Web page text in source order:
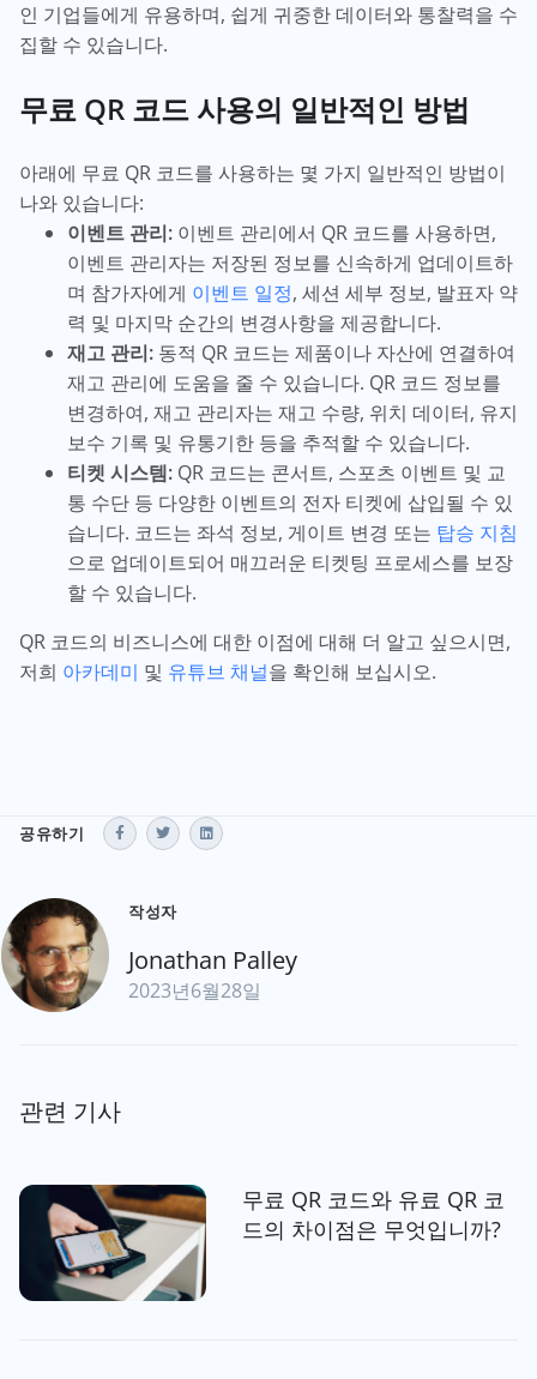
인 기업들에게 유용하며, 쉽게 귀중한 데이터와 통찰력을 수
집할 수 있습니다.
무료 QR 코드 사용의 일반적인 방법
아래에 무료 QR 코드를 사용하는 몇 가지 일반적인 방법이
나와 있습니다:
이벤트 관리: 이벤트 관리에서 QR 코드를 사용하면,
이벤트 관리자는 저장된 정보를 신속하게 업데이트하
며 참가자에게 이벤트 일정, 세션 세부 정보, 발표자 약
력 및 마지막 순간의 변경사항을 제공합니다.
재고 관리: 동적 QR 코드는 제품이나 자산에 연결하여
재고 관리에 도움을 줄 수 있습니다. QR 코드 정보를
변경하여, 재고 관리자는 재고 수량, 위치 데이터, 유지
보수 기록 및 유통기한 등을 추적할 수 있습니다.
티켓 시스템: QR 코드는 콘서트, 스포츠 이벤트 및 교
통 수단 등 다양한 이벤트의 전자 티켓에 삽입될 수 있
습니다. 코드는 좌석 정보, 게이트 변경 또는 탑승 지침
으로 업데이트되어 매끄러운 티켓팅 프로세스를 보장
할 수 있습니다.
QR 코드의 비즈니스에 대한 이점에 대해 더 알고 싶으시면,
저희 아카데미 및 유튜브 채널을 확인해 보십시오.
공유하기
작성자
Jonathan Palley
2023년6월28일
관련 기사
무료 QR 코드와 유료 QR 코
드의 차이점은 무엇입니까?